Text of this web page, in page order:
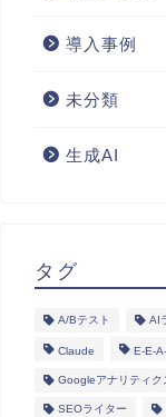
導入事例
未分類
生成AI
タグ
A/Bテスト AI
Claude E-E-
Googleアナリティク
SEOライター